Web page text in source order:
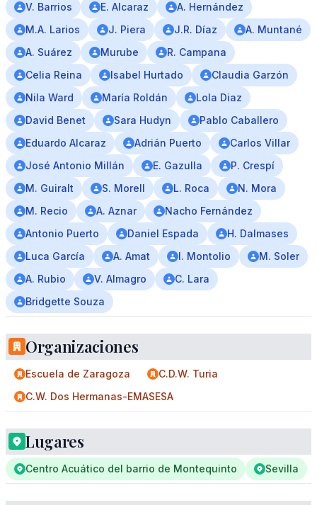
V. Barrios
E. Alcaraz
A. Hernández
M.A. Larios
J. Piera J.R. Díaz
A. Muntané
A. Suárez
Murube
R. Campana
Celia Reina
Isabel Hurtado
Claudia Garzón
Nila Ward
María Roldán
Lola Diaz
David Benet
Sara Hudyn
Pablo Caballero
Eduardo Alcaraz
Adrián Puerto
Carlos Villar
José Antonio Millán
E. Gazulla
P. Crespí
M. Guiralt
S. Morell L. Roca
N. Mora
M. Recio
A. Aznar
Nacho Fernández
Antonio Puerto
Daniel Espada
H. Dalmases
Luca García
A. Amat I. Montolio
M. Soler
A. Rubio
V. Almagro
C. Lara
Bridgette Souza
Organizaciones
Escuela de Zaragoza
C.D.W. Turia
C.W. Dos Hermanas-EMASESA
Lugares
Centro Acuático del barrio de Montequinto Sevilla